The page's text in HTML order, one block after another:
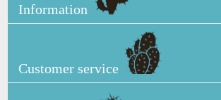
Information
Customer service